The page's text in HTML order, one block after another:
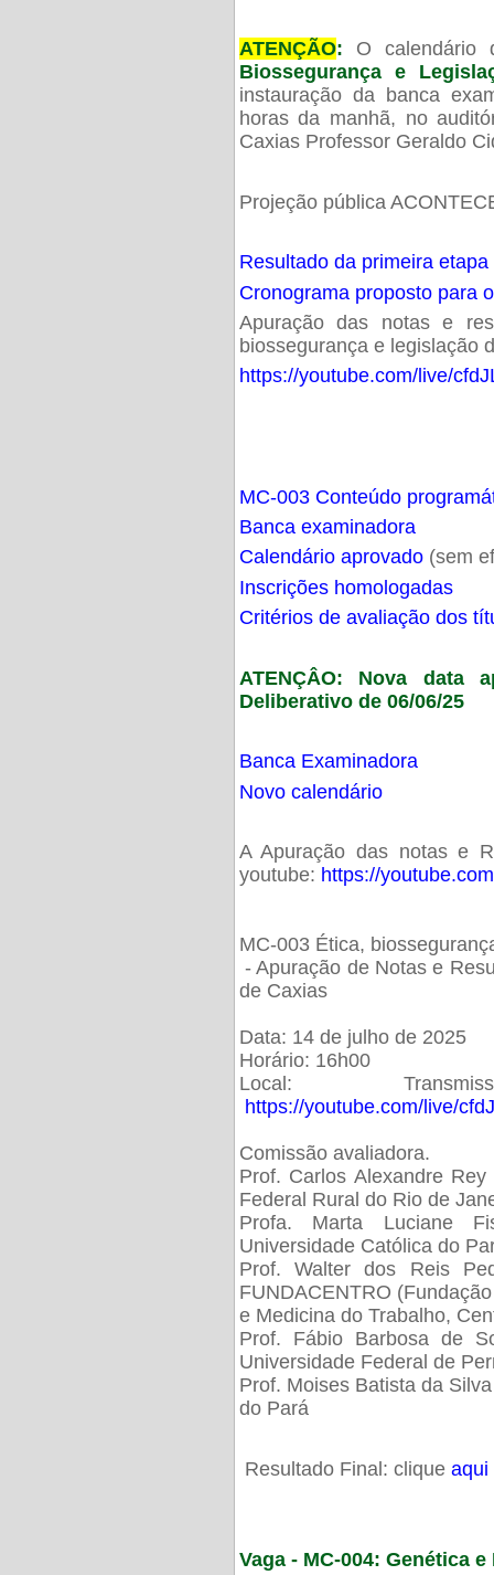
ATENÇÃO: O calendário
Biossegurança e
instauração da banca
horas da manhã, no
Caxias Professor Geraldo
Projeção pública
Resultado da primeira
Cronograma proposto para
Apuração das notas e
biossegurança e legislação
https://youtube.com/live/
MC-003 Conteúdo
Banca examinadora
Calendário aprovado(sem
Inscrições homologadas
Critérios de avaliação dos
ATENÇÂO: Nova data
Deliberativo de 06/06/25
Banca Examinadora
Novo calendário
A Apuração das notas e
youtube: https://
MC-003 Ética,
- Apuração de Notas e
de Caxias
Data: 14 de julho de 2025
Horário: 16h00
Local:
https://youtube.com/live/
Comissão avaliadora.
Prof. Carlos Alexandre
Federal Rural do Rio de
Profa. Marta Luciane
Universidade Católica do
Prof. Walter dos Reis
FUNDACENTRO
e Medicina do Trabalho,
Prof. Fábio Barbosa de
Universidade Federal de
Prof. Moises Batista da
do Pará
Resultado Final: clique aqui
Vaga - MC-004: Genética